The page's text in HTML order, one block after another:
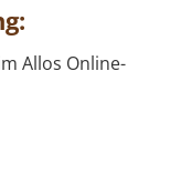
Allos Online-